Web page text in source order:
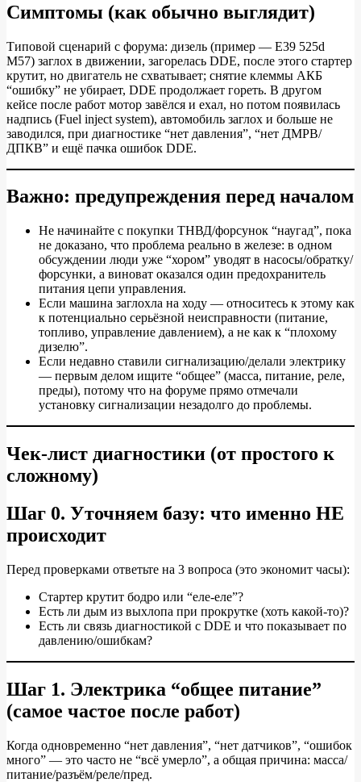
DDE
(M57/M47
и
др.):
диагностика
от
симптомов
до
ремонта
чек‑лист)
Симптомы (как обычно выглядит)
Типовой сценарий с форума: дизель (пример — E39 525d
M57) заглох в движении, загорелась DDE, после этого стартер
крутит, но двигатель не схватывает; снятие клеммы АКБ
“ошибку” не убирает, DDE продолжает гореть. В другом
кейсе после работ мотор завёлся и ехал, но потом появилась
надпись (Fuel inject system), автомобиль заглох и больше не
заводился, при диагностике “нет давления”, “нет ДМРВ/
ДПКВ” и ещё пачка ошибок DDE.
Важно: предупреждения перед началом
Не начинайте с покупки ТНВД/форсунок “наугад”, пока
не доказано, что проблема реально в железе: в одном
обсуждении люди уже “хором” уводят в насосы/обратку/
форсунки, а виноват оказался один предохранитель
питания цепи управления.
Если машина заглохла на ходу — относитесь к этому как
к потенциально серьёзной неисправности (питание,
топливо, управление давлением), а не как к “плохому
дизелю”.
Если недавно ставили сигнализацию/делали электрику
— первым делом ищите “общее” (масса, питание, реле,
преды), потому что на форуме прямо отмечали
установку сигнализации незадолго до проблемы.
Чек‑лист диагностики (от простого к
сложному)
Шаг 0. Уточняем базу: что именно НЕ
происходит
Перед проверками ответьте на 3 вопроса (это экономит часы):
Стартер крутит бодро или “еле‑еле”?
Есть ли дым из выхлопа при прокрутке (хоть какой‑то)?
Есть ли связь диагностикой с DDE и что показывает по
давлению/ошибкам?
Шаг 1. Электрика “общее питание”
(самое частое после работ)
Когда одновременно “нет давления”, “нет датчиков”, “ошибок
много” — это часто не “всё умерло”, а общая причина: масса/
питание/разъём/реле/пред.